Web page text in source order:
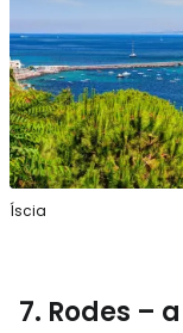
Íscia
7. Rodes –